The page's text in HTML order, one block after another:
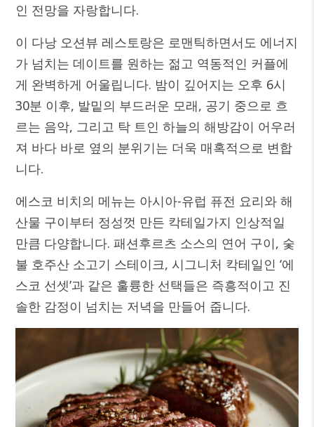
인 전망을 자랑합니다.
이 다낭 오션뷰 레스토랑은 로맨틱하면서도 에너지
가 넘치는 데이트를 원하는 젊고 역동적인 커플에
게 완벽하게 어울립니다. 밤이 깊어지는 오후 6시
30분 이후, 발밑의 부드러운 모래, 공기 중으로 흐
르는 음악, 그리고 탁 트인 하늘의 해방감이 어우러
져 바다 바로 옆의 분위기는 더욱 매혹적으로 변합
니다.
에스코 비치의 메뉴는 아시아-유럽 퓨전 요리와 해
산물 구이부터 정성껏 만든 칵테일가지 인상적일
만큼 다양합니다. 패션후르츠 소스의 연어 구이, 숯
불 호주산 소고기 스테이크, 시그니처 칵테일인 ‘에
스코 선셋’과 같은 훌륭한 선택들은 즉흥적이고 진
솔한 감정이 넘치는 저녁을 만들어 줍니다.